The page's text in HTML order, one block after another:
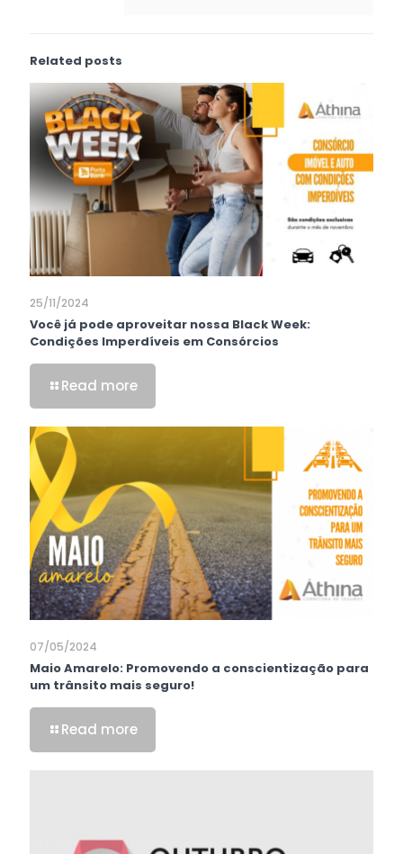
Related posts
25/11/2024
Você já pode aproveitar nossa Black Week:
Condições Imperdíveis em Consórcios
Read more
07/05/2024
Maio Amarelo: Promovendo a conscientização para
um trânsito mais seguro!
Read more